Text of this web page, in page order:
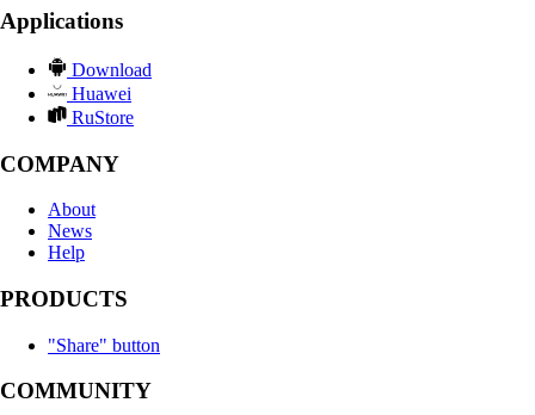
Applications
Download
Huawei
RuStore
COMPANY
About
News
Help
PRODUCTS
"Share" button
COMMUNITY